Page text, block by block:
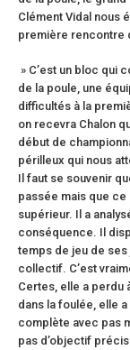
Clément Vidal nous
première rencontre
» C’est un bloc qui
de la poule, une
difficultés à la
on recevra Chalon
début de
périlleux qui nous
Il faut se souvenir
passée mais que ce
supérieur. Il a
conséquence. Il
temps de jeu de ses
collectif. C’est
Certes, elle a perdu
dans la foulée, elle
complète avec pas
pas d’objectif